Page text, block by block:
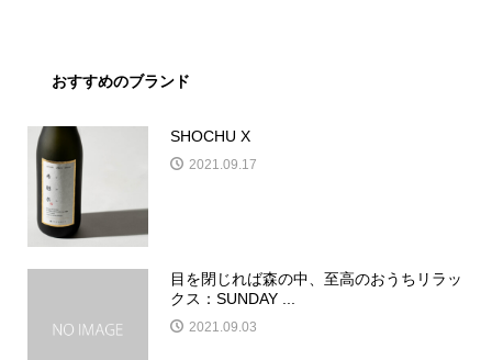
おすすめのブランド
SHOCHU X
2021.09.17
目を閉じれば森の中、至高のおうちリラッ
クス：SUNDAY ...
2021.09.03